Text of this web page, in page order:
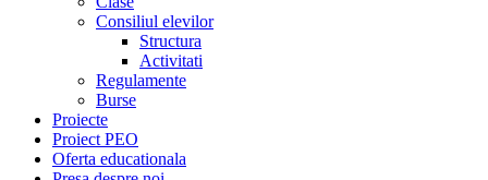
Consiliul elevilor
Structura
Activitati
Regulamente
Burse
Proiecte
Proiect PEO
Oferta educationala